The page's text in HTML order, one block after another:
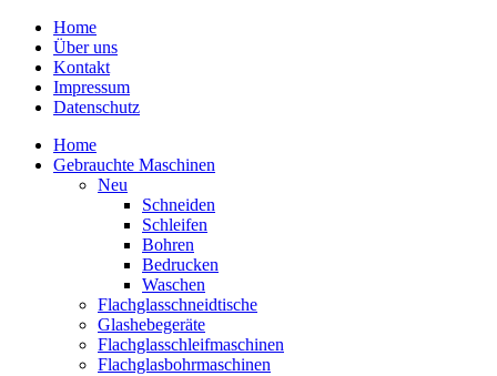
Home
Über uns
Kontakt
Impressum
Datenschutz
Home
Gebrauchte Maschinen
Neu
Schneiden
Schleifen
Bohren
Bedrucken
Waschen
Flachglasschneidtische
Glashebegeräte
Flachglasschleifmaschinen
Flachglasbohrmaschinen